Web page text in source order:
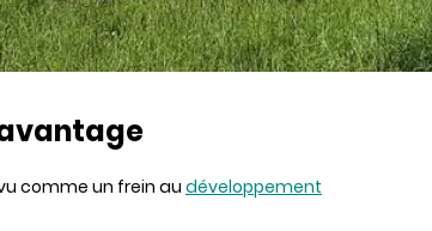
comme un frein au développement